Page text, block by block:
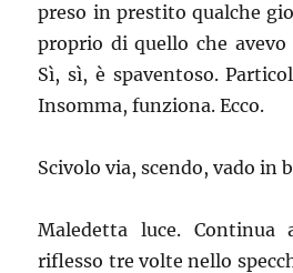
preso in prestito qualche
proprio di quello che
Sì, sì, è spaventoso.
Insomma, funziona. Ecco.
Scivolo via, scendo, vado in
Maledetta luce. Continua
riflesso tre volte nello